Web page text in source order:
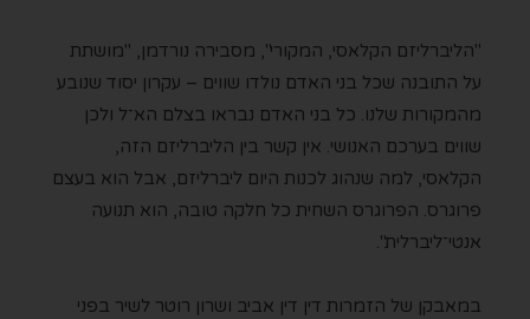
"הליברליזם הקלאסי, המקורי", מסבירה נורדמן, "מושתת
על התובנה שכל בני האדם נולדו שווים – עקרון יסוד שנובע
מהמקורות שלנו. כל בני האדם נבראו בצלם הא־ל ולכן
שווים בערכם האנושי. אין קשר בין הליברליזם הזה,
הקלאסי, למה שנהוג לכנות היום ליברליזם, אבל הוא בעצם
פרוגרס. הפרוגרס השחית כל חלקה טובה, הוא תנועה
אנטי־ליברלית".
במאבקן של הזמרות דין דין אביב ושרון רוטר לשיר בפני